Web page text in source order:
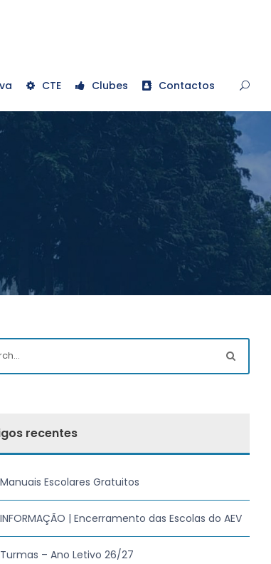
CTE Clubes Contactos
recentes
Manuais Escolares Gratuitos
INFORMAÇÃO | Encerramento das Escolas do AEV
Turmas – Ano Letivo 26/27